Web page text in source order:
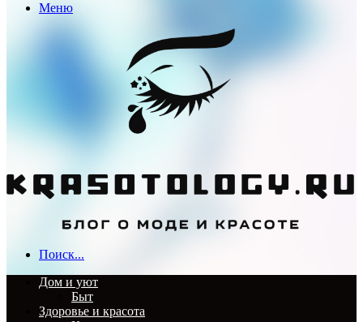
Меню
Поиск...
Дом и уют
Быт
Здоровье и красота